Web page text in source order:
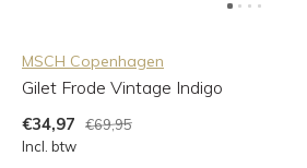
MSCH Copenhagen
Gilet Frode Vintage Indigo
€34,97
€69,95
Incl. btw